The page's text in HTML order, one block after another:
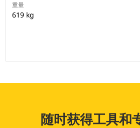
重量
619 kg
随时获得工具和